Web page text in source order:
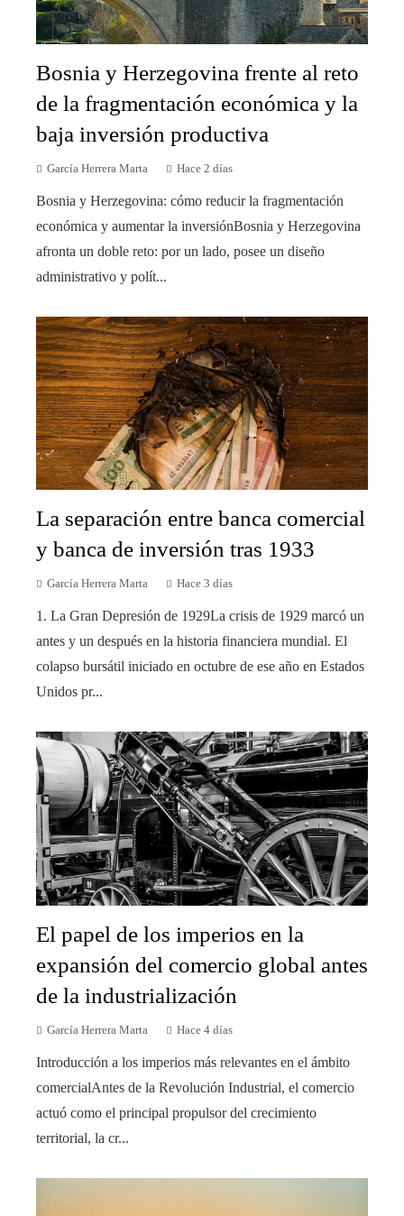
Bosnia y Herzegovina frente al reto
de la fragmentación económica y la
baja inversión productiva
García Herrera Marta Hace 2 días
Bosnia y Herzegovina: cómo reducir la fragmentación
económica y aumentar la inversiónBosnia y Herzegovina
afronta un doble reto: por un lado, posee un diseño
administrativo y polít...
La separación entre banca comercial
y banca de inversión tras 1933
García Herrera Marta Hace 3 días
1. La Gran Depresión de 1929La crisis de 1929 marcó un
antes y un después en la historia financiera mundial. El
colapso bursátil iniciado en octubre de ese año en Estados
Unidos pr...
El papel de los imperios en la
expansión del comercio global antes
de la industrialización
García Herrera Marta Hace 4 días
Introducción a los imperios más relevantes en el ámbito
comercialAntes de la Revolución Industrial, el comercio
actuó como el principal propulsor del crecimiento
territorial, la cr...